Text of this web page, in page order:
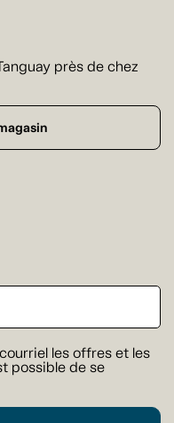
près de chez
les offres et les
possible de se